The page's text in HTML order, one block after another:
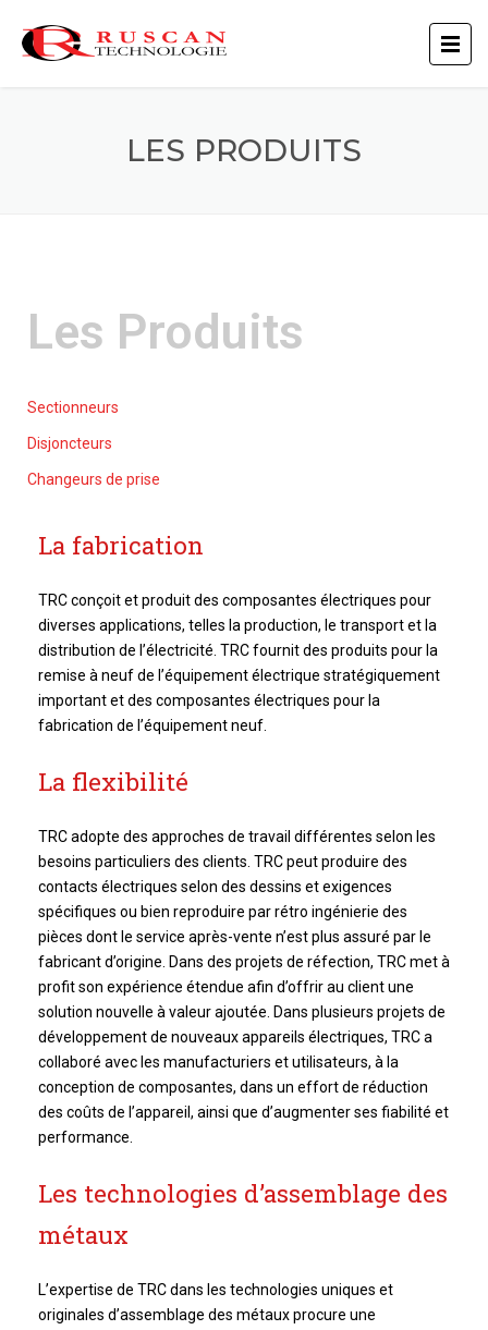
LES PRODUITS
Les Produits
Sectionneurs
Disjoncteurs
Changeurs de prise
La fabrication
TRC conçoit et produit des composantes électriques pour
diverses applications, telles la production, le transport et la
distribution de l’électricité. TRC fournit des produits pour la
remise à neuf de l’équipement électrique stratégiquement
important et des composantes électriques pour la
fabrication de l’équipement neuf.
La flexibilité
TRC adopte des approches de travail différentes selon les
besoins particuliers des clients. TRC peut produire des
contacts électriques selon des dessins et exigences
spécifiques ou bien reproduire par rétro ingénierie des
pièces dont le service après-vente n’est plus assuré par le
fabricant d’origine. Dans des projets de réfection, TRC met à
profit son expérience étendue afin d’offrir au client une
solution nouvelle à valeur ajoutée. Dans plusieurs projets de
développement de nouveaux appareils électriques, TRC a
collaboré avec les manufacturiers et utilisateurs, à la
conception de composantes, dans un effort de réduction
des coûts de l’appareil, ainsi que d’augmenter ses fiabilité et
performance.
Les technologies d’assemblage des
métaux
L’expertise de TRC dans les technologies uniques et
originales d’assemblage des métaux procure une